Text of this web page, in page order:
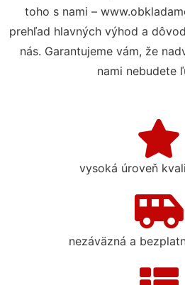
toho s nami –
prehľad hlavných výhod a
nás. Garantujeme vám, že
nami nebudete
vysoká úroveň
nezáväzná a